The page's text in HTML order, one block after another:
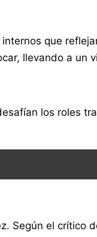
que
llevando a un
los roles
Según el crítico